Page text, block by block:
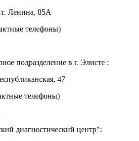
т. Ленина, 85А
телефоны)
подразделение в г. Элисте :
47
телефоны)
диагностический центр":